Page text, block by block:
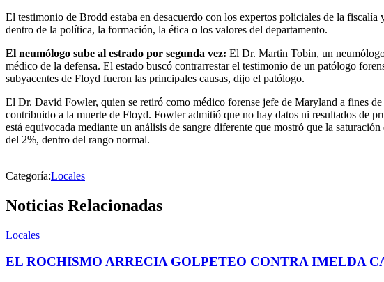
El testimonio de Brodd estaba en desacuerdo con los expertos policiales de la
dentro de la política, la formación, la ética o los valores del departamento.
El neumólogo sube al estrado por segunda vez: El Dr. Martin Tobin, un neumólogo
médico de la defensa. El estado buscó contrarrestar el testimonio de un patólogo
subyacentes de Floyd fueron las principales causas, dijo el patólogo.
El Dr. David Fowler, quien se retiró como médico forense jefe de Maryland a fines
contribuido a la muerte de Floyd. Fowler admitió que no hay datos ni resultados de
está equivocada mediante un análisis de sangre diferente que mostró que la
del 2%, dentro del rango normal.
Categoría:Locales
Noticias Relacionadas
Locales
EL ROCHISMO ARRECIA GOLPETEO CONTRA IMELDA